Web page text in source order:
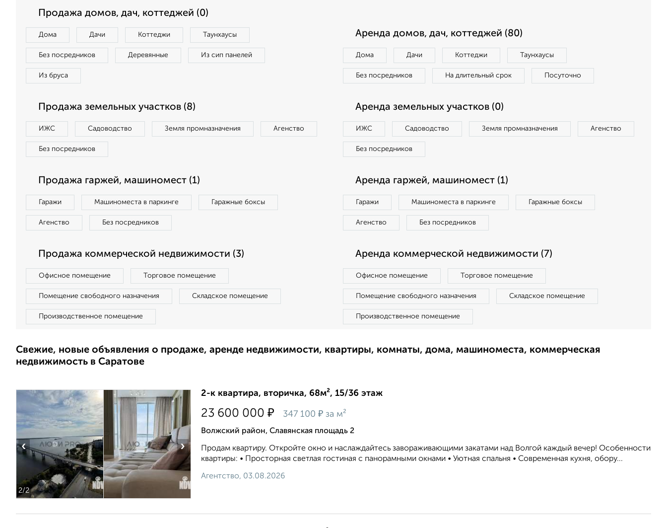
Продажа домов, дач, коттеджей (0)
Дома Дачи Коттеджи Таунхаусы
Без посредников Деревянные Из сип панелей
Из бруса
Аренда домов, дач, коттеджей (80)
Дома Дачи Коттеджи Таунхаусы
Без посредников На длительный срок Посуточно
Продажа земельных участков (8)
ИЖС Садоводство Земля промназначения Агенство
Без посредников
Аренда земельных участков (0)
ИЖС Садоводство Земля промназначения Агенство
Без посредников
Продажа гаржей, машиномест (1)
Гаражи Машиноместа в паркинге Гаражные боксы
Агенство Без посредников
Аренда гаржей, машиномест (1)
Гаражи Машиноместа в паркинге Гаражные боксы
Агенство Без посредников
Продажа коммерческой недвижимости (3)
Офисное помещение Торговое помещение
Помещение свободного назначения Складское помещение
Производственное помещение
Аренда коммерческой недвижимости (7)
Офисное помещение Торговое помещение
Помещение свободного назначения Складское помещение
Производственное помещение
Свежие, новые объявления о продаже, аренде недвижимости, квартиры, комнаты, дома, машиноместа, коммерческая
недвижимость в Саратове
2/2
‹ ›
2-к квартира, вторичка, 68м², 15/36 этаж
23 600 000 ₽ 347 100 ₽ за м²
Волжский район, Славянская площадь 2
Продам квартиру. Откройте окно и наслаждайтесь завораживающими закатами над Волгой каждый вечер! Особенности
квартиры: • Просторная светлая гостиная с панорамными окнами • Уютная спальня • Современная кухня, обору...
Агентство, 03.08.2026